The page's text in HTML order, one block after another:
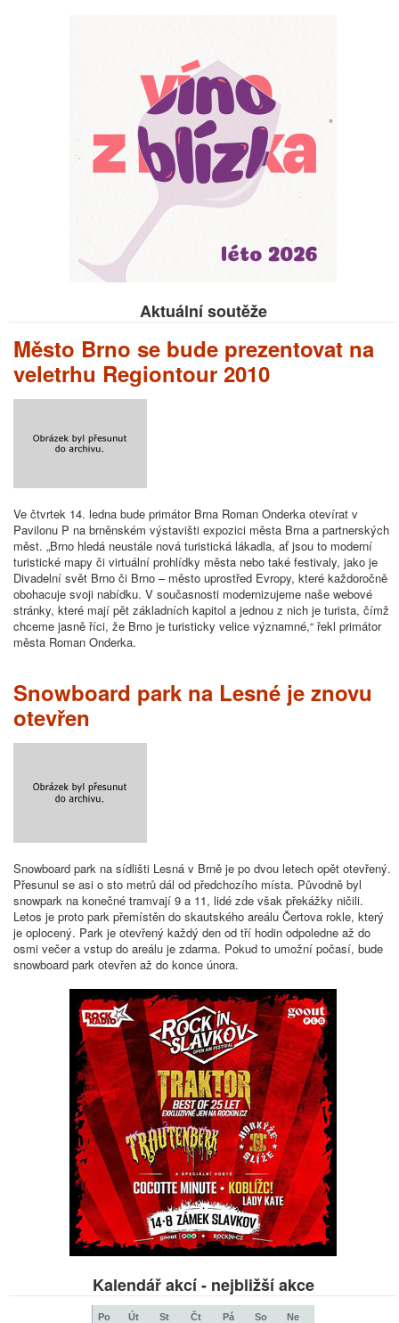
Aktuální soutěže
Město Brno se bude prezentovat na
veletrhu Regiontour 2010
Ve čtvrtek 14. ledna bude primátor Brna Roman Onderka otevírat v
Pavilonu P na brněnském výstavišti expozici města Brna a partnerských
měst. „Brno hledá neustále nová turistická lákadla, ať jsou to moderní
turistické mapy či virtuální prohlídky města nebo také festivaly, jako je
Divadelní svět Brno či Brno – město uprostřed Evropy, které každoročně
obohacuje svoji nabídku. V současnosti modernizujeme naše webové
stránky, které mají pět základních kapitol a jednou z nich je turista, čímž
chceme jasně říci, že Brno je turisticky velice významné,“ řekl primátor
města Roman Onderka.
Snowboard park na Lesné je znovu
otevřen
Snowboard park na sídlišti Lesná v Brně je po dvou letech opět otevřený.
Přesunul se asi o sto metrů dál od předchozího místa. Původně byl
snowpark na konečné tramvají 9 a 11, lidé zde však překážky ničili.
Letos je proto park přemístěn do skautského areálu Čertova rokle, který
je oplocený. Park je otevřený každý den od tří hodin odpoledne až do
osmi večer a vstup do areálu je zdarma. Pokud to umožní počasí, bude
snowboard park otevřen až do konce února.
Kalendář akcí - nejbližší akce
Po Út St Čt Pá So Ne